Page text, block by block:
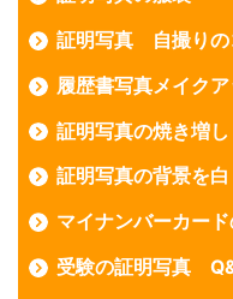
証明写真 自撮りの
履歴書写真メイク
証明写真の焼き増し
証明写真の背景を
マイナンバーカー
受験の証明写真